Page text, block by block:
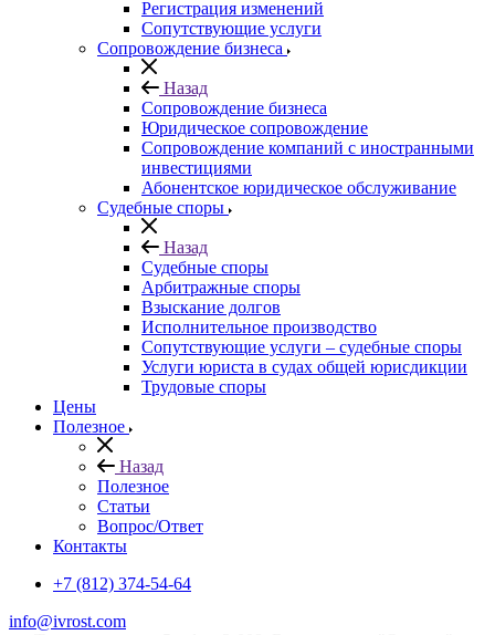
Регистрация изменений
Сопутствующие услуги
Сопровождение бизнеса
Назад
Сопровождение бизнеса
Юридическое сопровождение
Сопровождение компаний с иностранными
инвестициями
Абонентское юридическое обслуживание
Судебные споры
Назад
Судебные споры
Арбитражные споры
Взыскание долгов
Исполнительное производство
Сопутствующие услуги – судебные споры
Услуги юриста в судах общей юрисдикции
Трудовые споры
Цены
Полезное
Назад
Полезное
Статьи
Вопрос/Ответ
Контакты
+7 (812) 374-54-64
info@ivrost.com